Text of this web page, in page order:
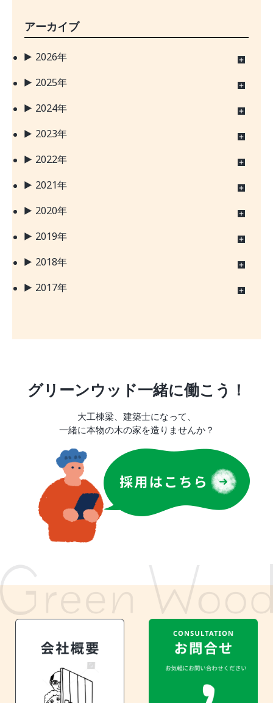
アーカイブ
2026年
2025年
2024年
2023年
2022年
2021年
2020年
2019年
2018年
2017年
グリーンウッド一緒に働こう！
大工棟梁、建築士になって、
一緒に本物の木の家を造りませんか？